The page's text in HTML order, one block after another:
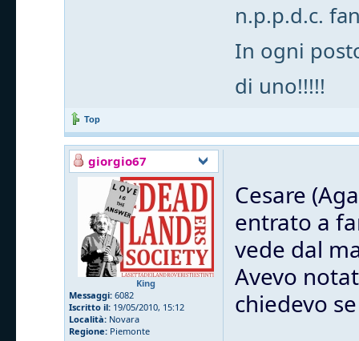
n.p.p.d.c.
In ogni
di uno!!!!!
Top
giorgio67
King
Messaggi: 6082
Iscritto il: 19/05/2010, 15:12
Località: Novara
Regione: Piemonte
Cesare
entrato a
vede dal
Avevo
chiedevo